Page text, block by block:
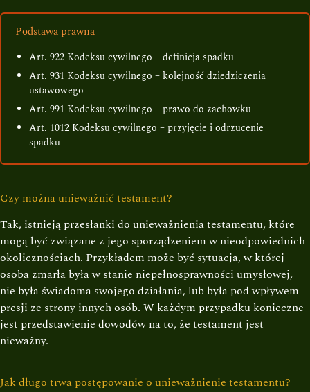
Podstawa prawna
Art. 922 Kodeksu cywilnego – definicja spadku
Art. 931 Kodeksu cywilnego – kolejność dziedziczenia
ustawowego
Art. 991 Kodeksu cywilnego – prawo do zachowku
Art. 1012 Kodeksu cywilnego – przyjęcie i odrzucenie
spadku
Czy można unieważnić testament?
Tak, istnieją przesłanki do unieważnienia testamentu, które
mogą być związane z jego sporządzeniem w nieodpowiednich
okolicznościach. Przykładem może być sytuacja, w której
osoba zmarła była w stanie niepełnosprawności umysłowej,
nie była świadoma swojego działania, lub była pod wpływem
presji ze strony innych osób. W każdym przypadku konieczne
jest przedstawienie dowodów na to, że testament jest
nieważny.
Jak długo trwa postępowanie o unieważnienie testamentu?